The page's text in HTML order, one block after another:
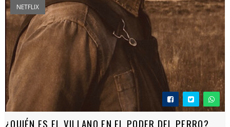
NETFLIX
¿QUIÉN ES EL VILLANO EN EL PODER DEL PERRO?